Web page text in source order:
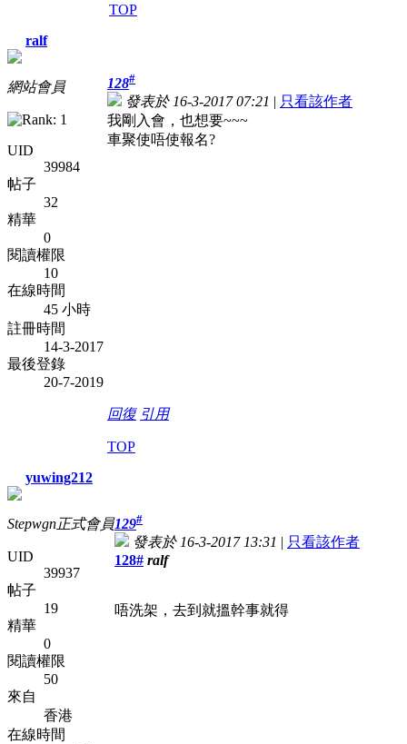
TOP
ralf
網站會員
UID
39984
帖子
32
精華
0
閱讀權限
10
在線時間
45 小時
註冊時間
14-3-2017
最後登錄
20-7-2019
128#
發表於 16-3-2017 07:21 | 只看該作者
我剛入會，也想要~~~
車聚使唔使報名?
回復 引用
TOP
yuwing212
Stepwgn正式會員
UID
39937
帖子
19
精華
0
閱讀權限
50
來自
香港
在線時間
129#
發表於 16-3-2017 13:31 | 只看該作者
128# ralf
唔洗架，去到就搵幹事就得